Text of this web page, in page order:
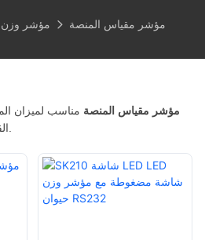
مؤشر وزن مؤشر مقياس المنصة
مؤشر مقياس المنصة مناسب لميزان